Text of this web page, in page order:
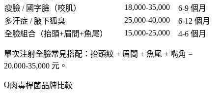
瘦臉 / 國字臉 （咬肌） 18,000-35,000
6-9 個月
多汗症 / 腋下狐臭
25,000-40,000
6-12 個月
全臉組合 （抬頭+眉間+魚尾） 15,000-25,000 4-6 個月
單次注射全臉常見搭配 ：抬頭紋 + 眉間 + 魚尾 + 嘴角 =
20,000-35,000 元 。
肉毒桿菌品牌比較